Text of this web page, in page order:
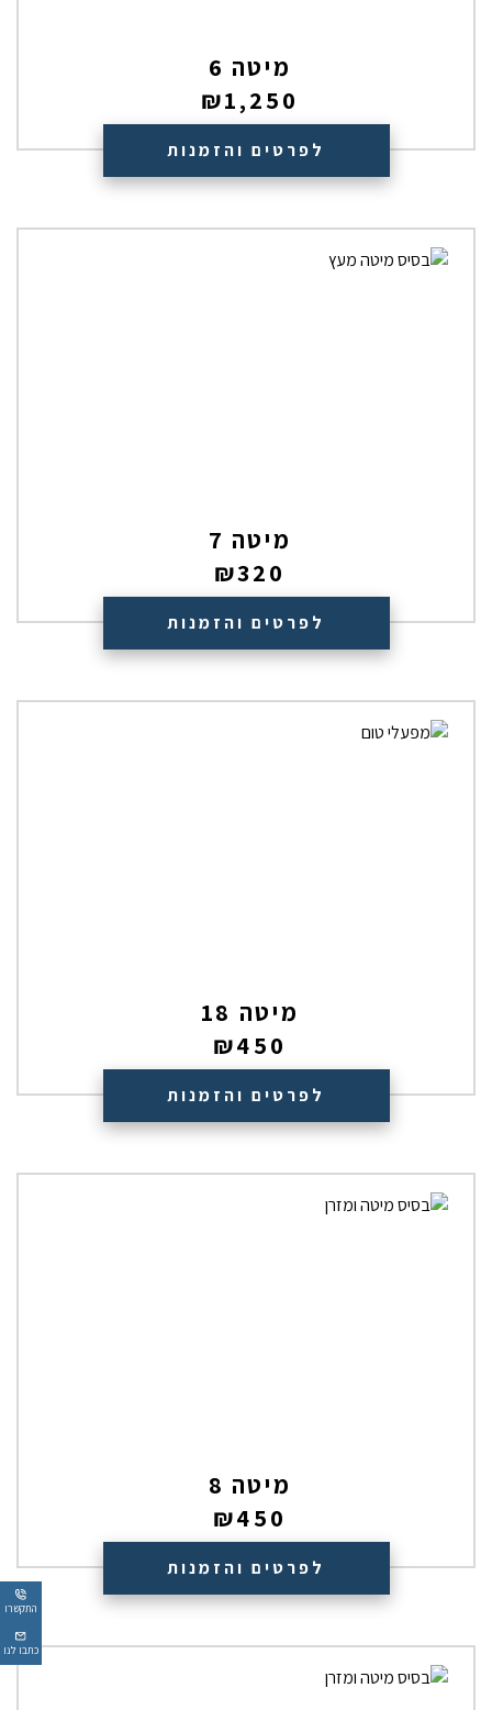
התקשרו
כתבו לנו
מיטה 6
₪1,250
לפרטים והזמנות
מיטה 7
₪320
לפרטים והזמנות
מיטה 18
₪450
לפרטים והזמנות
מיטה 8
₪450
לפרטים והזמנות